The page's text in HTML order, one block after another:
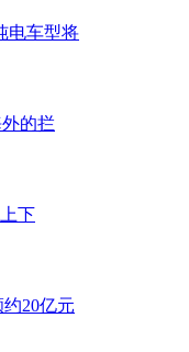
电车型将
的拦
下
20亿元